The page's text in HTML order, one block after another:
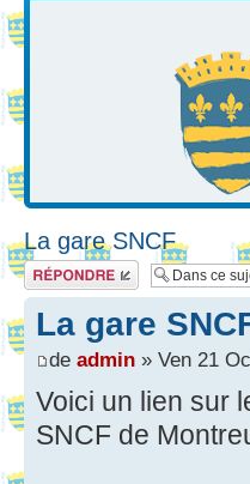
La gare SNCF
Répondre
La gare
de admin » Ven 21
Voici un lien sur
SNCF de